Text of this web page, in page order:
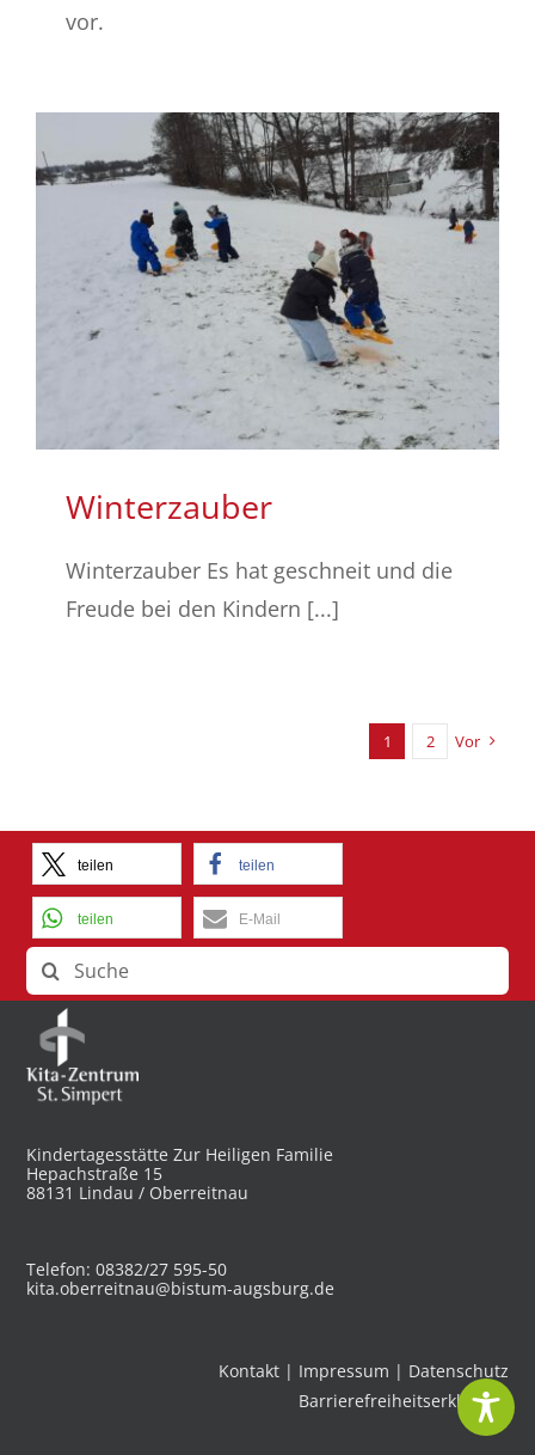
vor.
Winterzauber
Winterzauber Es hat geschneit und die
Freude bei den Kindern [...]
1 2 Vor
teilen teilen
teilen E-Mail
Suche
nach:
Kindertagesstätte Zur Heiligen Familie
Hepachstraße 15
88131 Lindau / Oberreitnau
Telefon: 08382/27 595-50
kita.oberreitnau@bistum-augsburg.de
Kontakt| Impressum | Datenschutz
Barrierefreiheitserklärung